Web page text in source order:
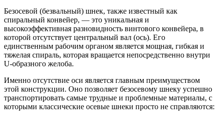
Безосевой (безвальный) шнек, также известный как
спиральный конвейер, — это уникальная и
высокоэффективная разновидность винтового конвейера, в
которой отсутствует центральный вал (ось). Его
единственным рабочим органом является мощная, гибкая и
тяжелая спираль, которая вращается непосредственно внутри
U-образного желоба.
Именно отсутствие оси является главным преимуществом
этой конструкции. Оно позволяет безосевому шнеку успешно
транспортировать самые трудные и проблемные материалы, с
которыми классические осевые шнеки просто не справляются: